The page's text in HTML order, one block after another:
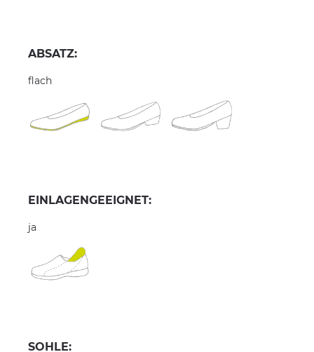
ABSATZ:
flach
EINLAGENGEEIGNET:
ja
SOHLE: